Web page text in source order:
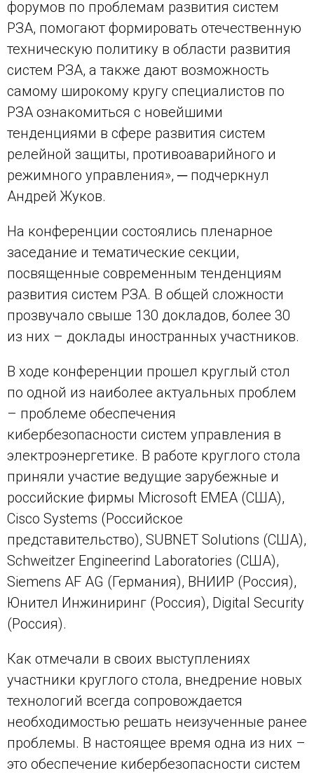
форумов по проблемам развития систем
РЗА, помогают формировать отечественную
техническую политику в области развития
систем РЗА, а также дают возможность
самому широкому кругу специалистов по
РЗА ознакомиться с новейшими
тенденциями в сфере развития систем
релейной защиты, противоаварийного и
режимного управления», ─ подчеркнул
Андрей Жуков.
На конференции состоялись пленарное
заседание и тематические секции,
посвященные современным тенденциям
развития систем РЗА. В общей сложности
прозвучало свыше 130 докладов, более 30
из них – доклады иностранных участников.
В ходе конференции прошел круглый стол
по одной из наиболее актуальных проблем
– проблеме обеспечения
кибербезопасности систем управления в
электроэнергетике. В работе круглого стола
приняли участие ведущие зарубежные и
российские фирмы Microsoft EMEA (США),
Cisco Systems (Российское
представительство), SUBNET Solutions (США),
Schweitzer Engineerind Laboratories (США),
Siemens AF AG (Германия), ВНИИР (Россия),
Юнител Инжиниринг (Россия), Digital Security
(Россия).
Как отмечали в своих выступлениях
участники круглого стола, внедрение новых
технологий всегда сопровождается
необходимостью решать неизученные ранее
проблемы. В настоящее время одна из них –
это обеспечение кибербезопасности систем